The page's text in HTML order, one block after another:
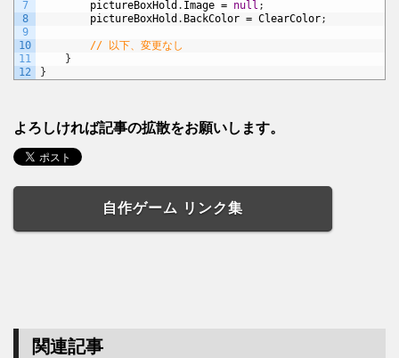
7
8
9
10
11
12
pictureBoxHold . Image = null ;
pictureBoxHold . BackColor = ClearColor;
// 以下、変更なし
}
}
よろしければ記事の拡散をお願いします。
自作ゲーム リンク集
関連記事